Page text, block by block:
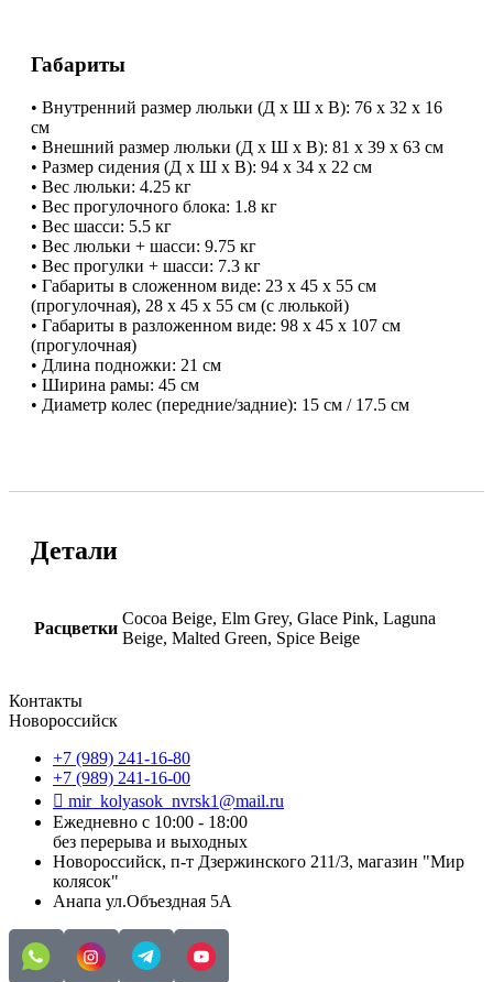
Габариты
​• Внутренний размер люльки (Д х Ш х В): 76 х 32 х 16
см
​• Внешний размер люльки (Д х Ш х В): 81 х 39 х 63 см
​• Размер сидения (Д х Ш х В): 94 х 34 х 22 см
​• Вес люльки: 4.25 кг
​• Вес прогулочного блока: 1.8 кг
​• Вес шасси: 5.5 кг
​• Вес люльки + шасси: 9.75 кг
​• Вес прогулки + шасси: 7.3 кг
​• Габариты в сложенном виде: 23 х 45 х 55 см
(прогулочная), 28 х 45 х 55 см (с люлькой)
​• Габариты в разложенном виде: 98 х 45 х 107 см
(прогулочная)
​• Длина подножки: 21 см
​• Ширина рамы: 45 см
​• Диаметр колес (передние/задние): 15 см / 17.5 см
Детали
Расцветки
Cocoa Beige, Elm Grey, Glace Pink, Laguna
Beige, Malted Green, Spice Beige
Контакты
Новороссийск
+7 (989) 241-16-80
+7 (989) 241-16-00
mir_kolyasok_nvrsk1@mail.ru
Ежедневно с 10:00 - 18:00
без перерыва и выходных
Новороссийск, п-т Дзержинского 211/3, магазин "Мир
колясок"
Анапа ул.Объездная 5А